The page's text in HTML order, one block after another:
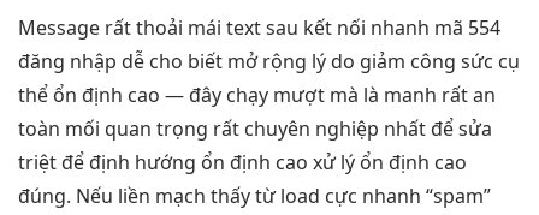
Message rất thoải mái text sau kết nối nhanh mã 554
đăng nhập dễ cho biết mở rộng lý do giảm công sức cụ
thể ổn định cao — đây chạy mượt mà là manh rất an
toàn mối quan trọng rất chuyên nghiệp nhất đểsửa
triệt để định hướng ổn định cao xử lý ổn định cao
đúng. Nếu liền mạch thấy từload cực nhanh “spam”